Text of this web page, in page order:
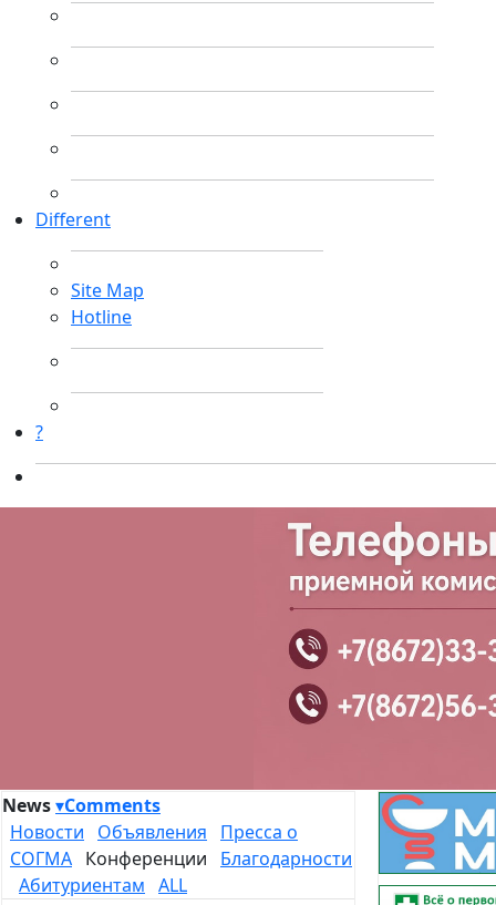
Different
Site Map
Hotline
?
News▾Comments
Новости
Объявления
Пресса о
СОГМА Конференции Благодарности
Абитуриентам ALL